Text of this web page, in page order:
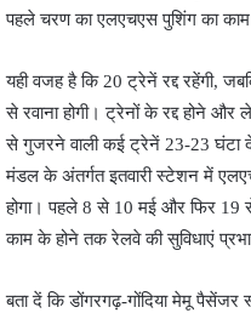
पहले चरण का एलएचएस पुशिंग का काम
यही वजह है कि 20 ट्रेनें रद्द रहेंगी,
से रवाना होगी। ट्रेनों के रद्द होने
से गुजरने वाली कई ट्रेनें 23-23 घंटा
मंडल के अंतर्गत इतवारी स्टेशन में
होगा। पहले 8 से 10 मई और फिर 19
काम के होने तक रेलवे की सुविधाएं
बता दें कि डोंगरगढ़-गोंदिया मेमू